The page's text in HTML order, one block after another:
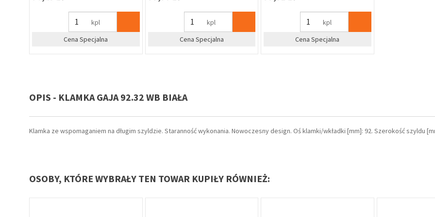
kpl
Cena Specjalna
kpl
Cena Specjalna
kpl
Cena Specjalna
OPIS - KLAMKA GAJA 92.32 WB BIAŁA
Klamka ze wspomaganiem na długim szyldzie. Staranność wykonania. Nowoczesny design. Oś klamki/wkładki [mm]: 92. Szerokość szyldu
OSOBY, KTÓRE WYBRAŁY TEN TOWAR KUPIŁY RÓWNIEŻ: